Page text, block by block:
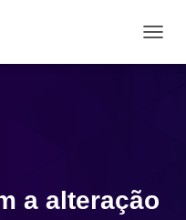
L
A
a alteração